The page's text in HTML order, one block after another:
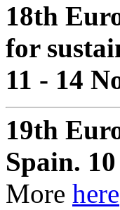
18th
for
11 - 14
19th
Spain.
More here